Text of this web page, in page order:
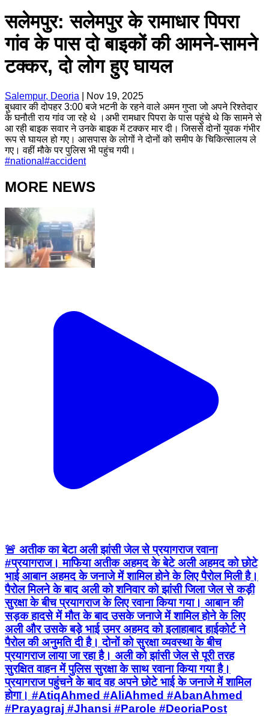
सलेमपुर: सलेमपुर के रामाधार पिपरा
गांव के पास दो बाइकों की आमने-सामने
टक्कर, दो लोग हुए घायल
Salempur, Deoria
Nov 19, 2025
बुधवार की दोपहर 3:00 बजे भटनी के रहने वाले अमन गुप्ता जो अपने रिश्तेदार
के घनौती राय गांव जा रहे थे ।अभी रामधार पिपरा के पास पहुंचे थे कि सामने से
आ रही बाइक सवार ने उनके बाइक में टक्कर मार दी। जिससे दोनों युवक गंभीर
रूप से घायल हो गए। आसपास के लोगों ने दोनों को समीप के चिकित्सालय ले
गए। वहीं मौके पर पुलिस भी पहुंच गयी।
#national #accident
MORE NEWS
🚨 अतीक का बेटा अली झांसी जेल से प्रयागराज रवाना
#प्रयागराज। माफिया अतीक अहमद के बेटे अली अहमद को छोटे
भाई आबान अहमद के जनाजे में शामिल होने के लिए पैरोल मिली है।
पैरोल मिलने के बाद अली को शनिवार को झांसी जिला जेल से कड़ी
सुरक्षा के बीच प्रयागराज के लिए रवाना किया गया। आबान की
सड़क हादसे में मौत के बाद उसके जनाजे में शामिल होने के लिए
अली और उसके बड़े भाई उमर अहमद को इलाहाबाद हाईकोर्ट ने
पैरोल की अनुमति दी है। दोनों को सुरक्षा व्यवस्था के बीच
प्रयागराज लाया जा रहा है। अली को झांसी जेल से पूरी तरह
सुरक्षित वाहन में पुलिस सुरक्षा के साथ रवाना किया गया है।
प्रयागराज पहुंचने के बाद वह अपने छोटे भाई के जनाजे में शामिल
होगा। #AtiqAhmed #AliAhmed #AbanAhmed
#Prayagraj #Jhansi #Parole #DeoriaPost